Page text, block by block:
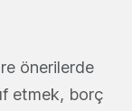
önerilerde
etmek, borç